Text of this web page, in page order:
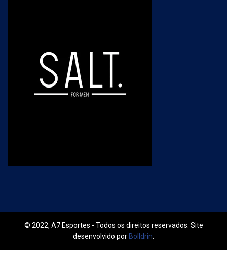
© 2022, A7 Esportes - Todos os direitos reservados. Site
desenvolvido por Bolldrin.